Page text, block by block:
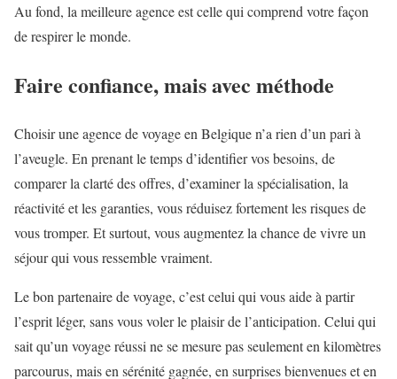
Au fond, la meilleure agence est celle qui comprend votre façon
de respirer le monde.
Faire confiance, mais avec méthode
Choisir une agence de voyage en Belgique n’a rien d’un pari à
l’aveugle. En prenant le temps d’identifier vos besoins, de
comparer la clarté des offres, d’examiner la spécialisation, la
réactivité et les garanties, vous réduisez fortement les risques de
vous tromper. Et surtout, vous augmentez la chance de vivre un
séjour qui vous ressemble vraiment.
Le bon partenaire de voyage, c’est celui qui vous aide à partir
l’esprit léger, sans vous voler le plaisir de l’anticipation. Celui qui
sait qu’un voyage réussi ne se mesure pas seulement en kilomètres
parcourus, mais en sérénité gagnée, en surprises bienvenues et en